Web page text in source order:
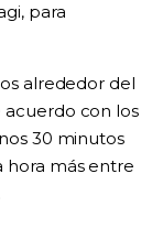
para
alrededor del
acuerdo con los
30 minutos
hora más entre